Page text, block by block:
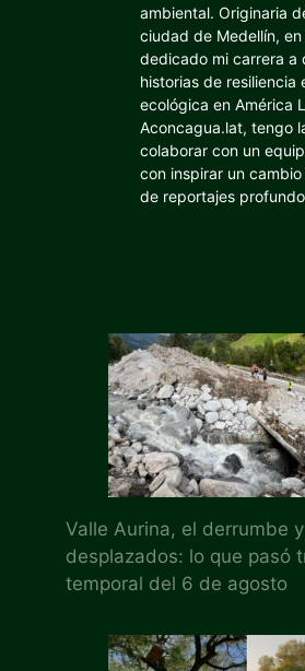
ambiental. Originaria
ciudad de Medellín,
dedicado mi carrera a
historias de resiliencia
ecológica en América
Aconcagua.lat, tengo
colaborar con un
con inspirar un
de reportajes
Valle Aurina, el derrumbe
desplazados: lo que pasó
temporal del 6 de agosto